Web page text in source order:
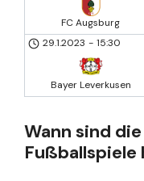
FC Augsburg
29.1.2023 - 15:30
Bayer Leverkusen
Wann sind
Fußballspiele